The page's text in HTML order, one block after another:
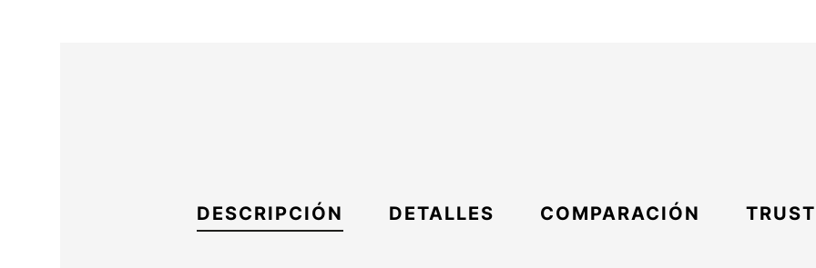
DESCRIPCIÓN DETALLES COMPARACIÓN